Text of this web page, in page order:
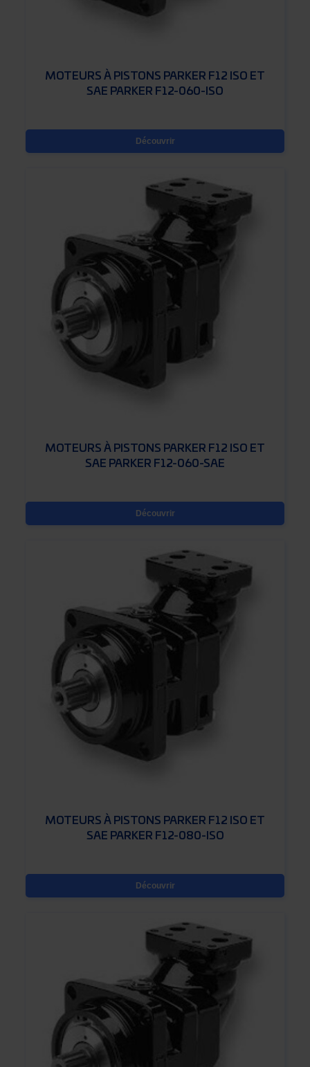
MOTEURS À PISTONS PARKER F12 ISO ET
SAE PARKER F12-060-ISO
Découvrir
MOTEURS À PISTONS PARKER F12 ISO ET
SAE PARKER F12-060-SAE
Découvrir
MOTEURS À PISTONS PARKER F12 ISO ET
SAE PARKER F12-080-ISO
Découvrir